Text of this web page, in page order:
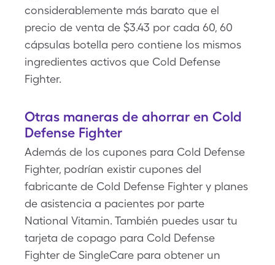
considerablemente más barato que el
precio de venta de $3.43 por cada 60, 60
cápsulas botella pero contiene los mismos
ingredientes activos que Cold Defense
Fighter.
Otras maneras de ahorrar en Cold
Defense Fighter
Además de los cupones para Cold Defense
Fighter, podrían existir cupones del
fabricante de Cold Defense Fighter y planes
de asistencia a pacientes por parte
National Vitamin. También puedes usar tu
tarjeta de copago para Cold Defense
Fighter de SingleCare para obtener un